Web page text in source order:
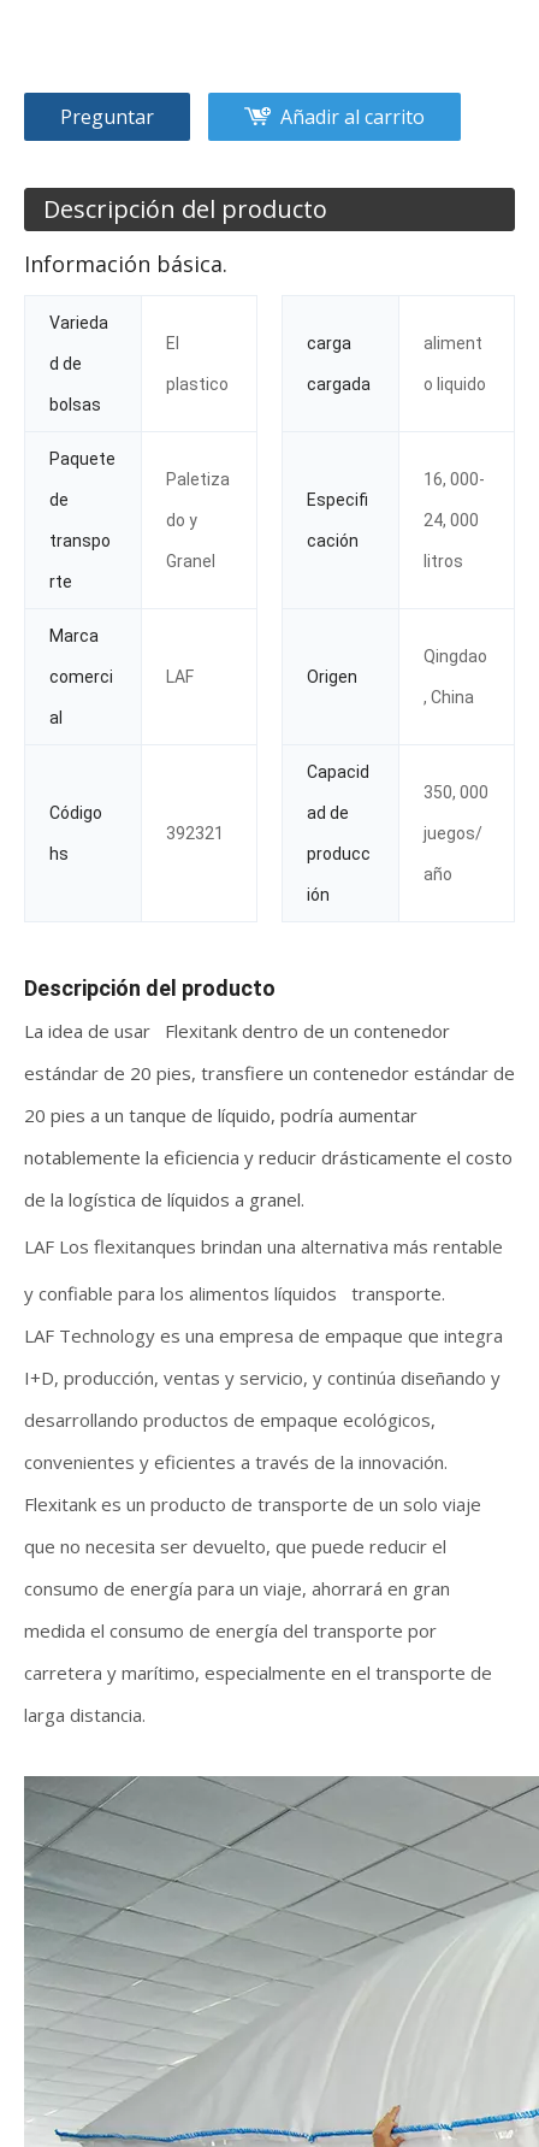
Preguntar Añadir al carrito
Descripción del producto
Información básica.
Varieda
d de
bolsas
El
plastico
carga
cargada
aliment
o liquido
Paquete
de
transpo
rte
Paletiza
do y
Granel
Especifi
cación
16, 000-
24, 000
litros
Marca
comerci
al
LAF Origen
Qingdao
, China
Código
hs
392321
Capacid
ad de
producc
ión
350, 000
juegos/
año
Descripción del producto
La idea de usar Flexitank dentro de un contenedor
estándar de 20 pies, transfiere un contenedor estándar de
20 pies a un tanque de líquido, podría aumentar
notablemente la eficiencia y reducir drásticamente el costo
de la logística de líquidos a granel.
LAF Los flexitanques brindan una alternativa más rentable
y confiable para los alimentos líquidos transporte.
LAF Technology es una empresa de empaque que integra
I+D, producción, ventas y servicio, y continúa diseñando y
desarrollando productos de empaque ecológicos,
convenientes y eficientes a través de la innovación.
Flexitank es un producto de transporte de un solo viaje
que no necesita ser devuelto, que puede reducir el
consumo de energía para un viaje, ahorrará en gran
medida el consumo de energía del transporte por
carretera y marítimo, especialmente en el transporte de
larga distancia.